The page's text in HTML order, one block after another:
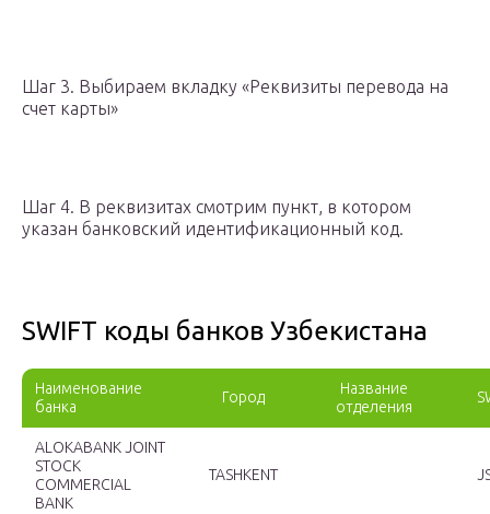
Шаг 3. Выбираем вкладку «Реквизиты перевода на
счет карты»
Шаг 4. В реквизитах смотрим пункт, в котором
указан банковский идентификационный код.
SWIFT коды банков Узбекистана
Наименование
банка
Город
Название
отделения
ALOKABANK JOINT
STOCK
COMMERCIAL
BANK
TASHKENT